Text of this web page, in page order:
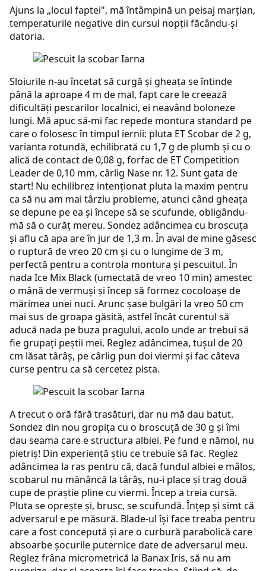
Ajuns la „locul faptei", mă întâmpină un peisaj marţian,
temperaturile negative din cursul nopţii făcându-şi
datoria.
Sloiurile n-au încetat să curgă şi gheaţa se întinde
până la aproape 4 m de mal, fapt care le creează
dificultăţi pescarilor localnici, ei neavând boloneze
lungi. Mă apuc să-mi fac repede montura standard pe
care o folosesc în timpul iernii: pluta ET Scobar de 2 g,
varianta rotundă, echilibrată cu 1,7 g de plumb şi cu o
alică de contact de 0,08 g, forfac de ET Competition
Leader de 0,10 mm, cârlig Nase nr. 12. Sunt gata de
start! Nu echilibrez intenţionat pluta la maxim pentru
ca să nu am mai târziu probleme, atunci când gheaţa
se depune pe ea şi începe să se scufunde, obligându-
mă să o curăţ mereu. Sondez adâncimea cu broscuţa
şi aflu că apa are în jur de 1,3 m. În aval de mine găsesc
o ruptură de vreo 20 cm şi cu o lungime de 3 m,
perfectă pentru a controla montura şi pescuitul. În
nada Ice Mix Black (umectată de vreo 10 min) amestec
o mână de vermuşi şi încep să formez cocoloaşe de
mărimea unei nuci. Arunc şase bulgări la vreo 50 cm
mai sus de groapa găsită, astfel încât curentul să
aducă nada pe buza pragului, acolo unde ar trebui să
fie grupaţi peştii mei. Reglez adâncimea, tuşul de 20
cm lăsat târâş, pe cârlig pun doi viermi şi fac câteva
curse pentru ca să cercetez pista.
A trecut o oră fără trasături, dar nu mă dau batut.
Sondez din nou gropiţa cu o broscuţă de 30 g şi îmi
dau seama care e structura albiei. Pe fund e nămol, nu
pietriş! Din experienţă ştiu ce trebuie să fac. Reglez
adâncimea la ras pentru că, dacă fundul albiei e mâlos,
scobarul nu mănâncă la târâş, nu-i place şi trag două
cupe de praştie pline cu viermi. Încep a treia cursă.
Pluta se opreşte şi, brusc, se scufundă. Înţep şi simt că
adversarul e pe măsură. Blade-ul îşi face treaba pentru
care a fost concepută şi are o curbură parabolică care
absoarbe şocurile puternice date de adversarul meu.
Reglez frâna micrometrică la Banax Iris, să nu am